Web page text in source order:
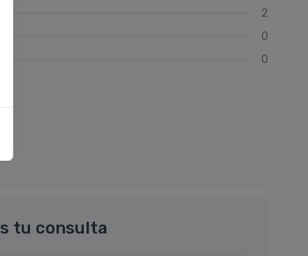
2
0
0
tu consulta